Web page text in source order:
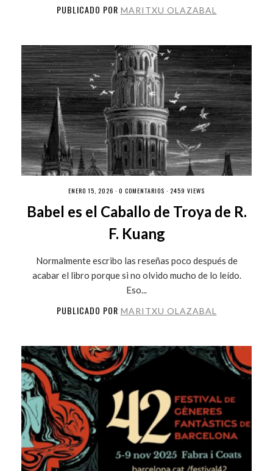
PUBLICADO POR MARITXU OLAZABAL
ENERO 15, 2026 · 0 COMENTARIOS · 2459 VIEWS
Babel es el Caballo de Troya de R.
F. Kuang
Normalmente escribo las reseñas poco después de
acabar el libro porque si no olvido mucho de lo leído.
Eso...
PUBLICADO POR MARITXU OLAZABAL